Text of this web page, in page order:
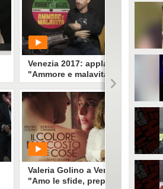
Venezia 2017: applausi per
"Ammore e malavita" dei
Manetti Bros, tra Bollywood
e Grease
PLAY
62• diSpettacolo Fanpage
Valeria Golino a Venezia:
"Amo le sfide, preparo il